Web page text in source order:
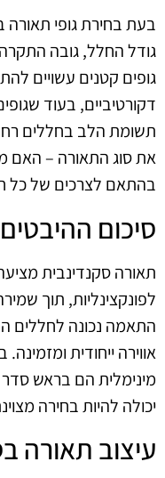
בעת בחירת גופי תאורה
גודל החלל, גובה
גופים קטנים עשויים
דקורטיביים, בעוד
תשומת הלב בחללים
את סוג התאורה – האם
בהתאם לצרכים של כל
סיכום
תאורה סקנדינבית מציעה
לפונקצינליות, תוך
התאמה נכונה לחללים
אווירה ייחודית
מינימלית הם בראש סדר
יכולה להיות בחירה
עיצוב תאורה